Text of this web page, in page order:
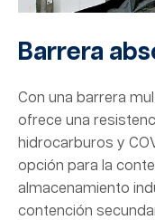
Barrera
Con una barrera
ofrece una
hidrocarburos y
opción para la
almacenamiento
contención